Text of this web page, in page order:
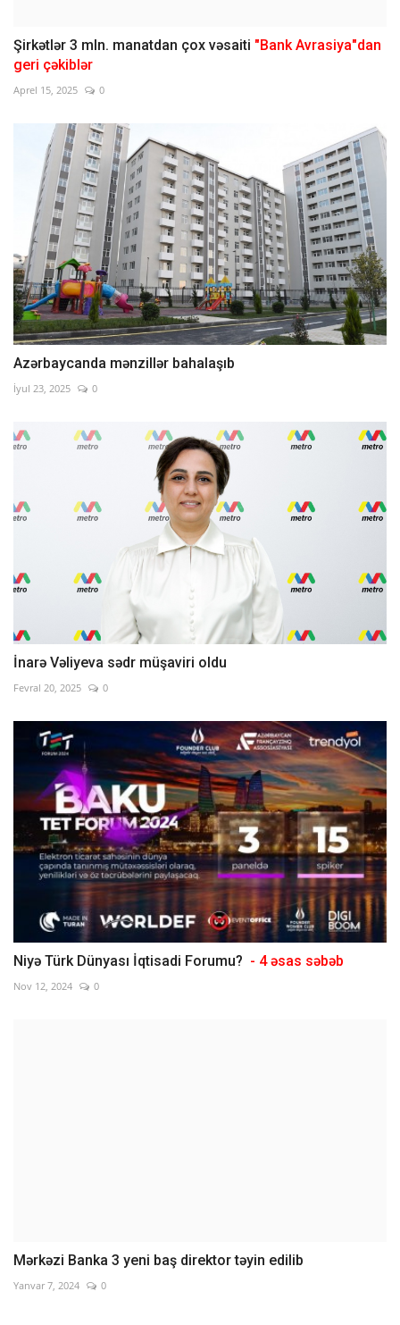
Şirkətlər 3 mln. manatdan çox vəsaiti "Bank Avrasiya"dan
geri çəkiblər
Aprel 15, 2025 0
Azərbaycanda mənzillər bahalaşıb
İyul 23, 2025 0
İnarə Vəliyeva sədr müşaviri oldu
Fevral 20, 2025 0
Niyə Türk Dünyası İqtisadi Forumu? - 4 əsas səbəb
Nov 12, 2024 0
Mərkəzi Banka 3 yeni baş direktor təyin edilib
Yanvar 7, 2024 0